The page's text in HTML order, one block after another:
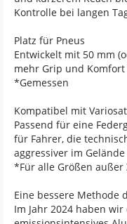
Kontrolle bei langen
Platz für Pneus
Entwickelt mit 50 mm
mehr Grip und
*Gemessen
Kompatibel mit
Passend für eine
für Fahrer, die
aggressiver im
*Für alle Größen außer
Eine bessere
Im Jahr 2024 haben